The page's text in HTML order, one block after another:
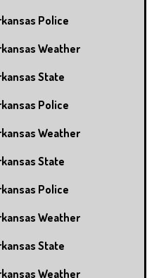
Police
Weather
State
Police
Weather
State
Police
Weather
State
Weather